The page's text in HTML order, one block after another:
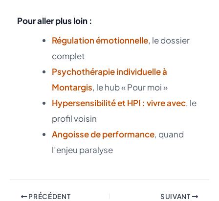
Pour aller plus loin :
Régulation émotionnelle, le dossier
complet
Psychothérapie individuelle à
Montargis, le hub « Pour moi »
Hypersensibilité et HPI : vivre avec, le
profil voisin
Angoisse de performance, quand
l’enjeu paralyse
PRÉCÉDENT SUIVANT